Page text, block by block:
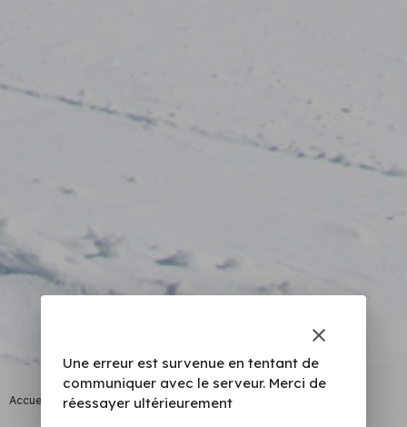
Accueil Roc d’Enfer
clear
Une erreur est survenue en tentant de
communiquer avec le serveur. Merci de
réessayer ultérieurement